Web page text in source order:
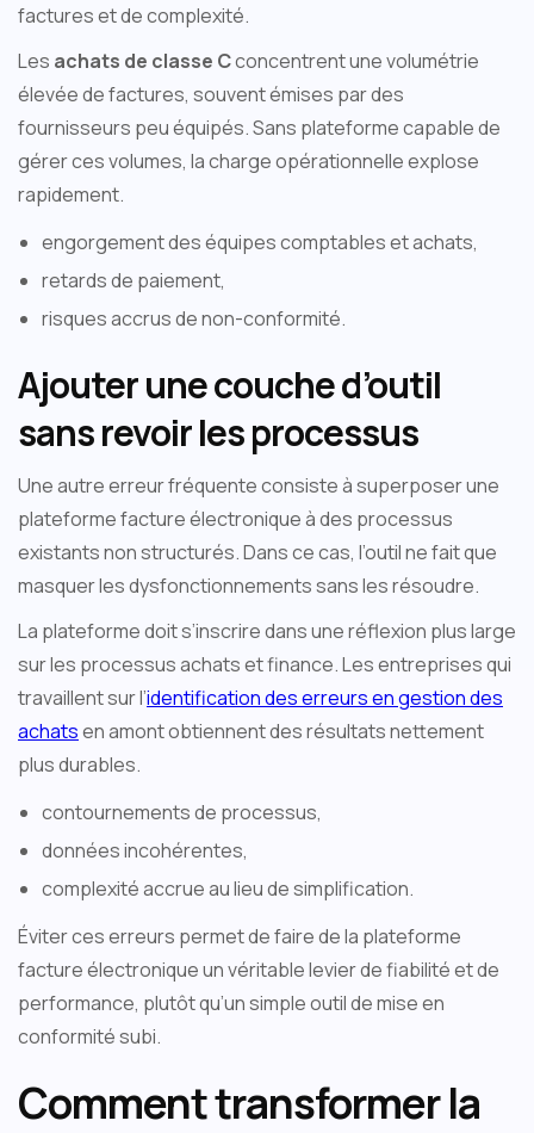
factures et de complexité.
Les achats de classe Cconcentrent une volumétrie
élevée de factures, souvent émises par des
fournisseurs peu équipés. Sans plateforme capable de
gérer ces volumes, la charge opérationnelle explose
rapidement.
engorgement des équipes comptables et achats,
retards de paiement,
risques accrus de non-conformité.
Ajouter une couche d’outil
sans revoir les processus
Une autre erreur fréquente consiste à superposer une
plateforme facture électronique à des processus
existants non structurés. Dans ce cas, l’outil ne fait que
masquer les dysfonctionnements sans les résoudre.
La plateforme doit s’inscrire dans une réflexion plus large
sur les processus achats et finance. Les entreprises qui
travaillent sur l’identification des erreurs en gestion des
achatsen amont obtiennent des résultats nettement
plus durables.
contournements de processus,
données incohérentes,
complexité accrue au lieu de simplification.
Éviter ces erreurs permet de faire de la plateforme
facture électronique un véritable levier de fiabilité et de
performance, plutôt qu’un simple outil de mise en
conformité subi.
Comment transformer la